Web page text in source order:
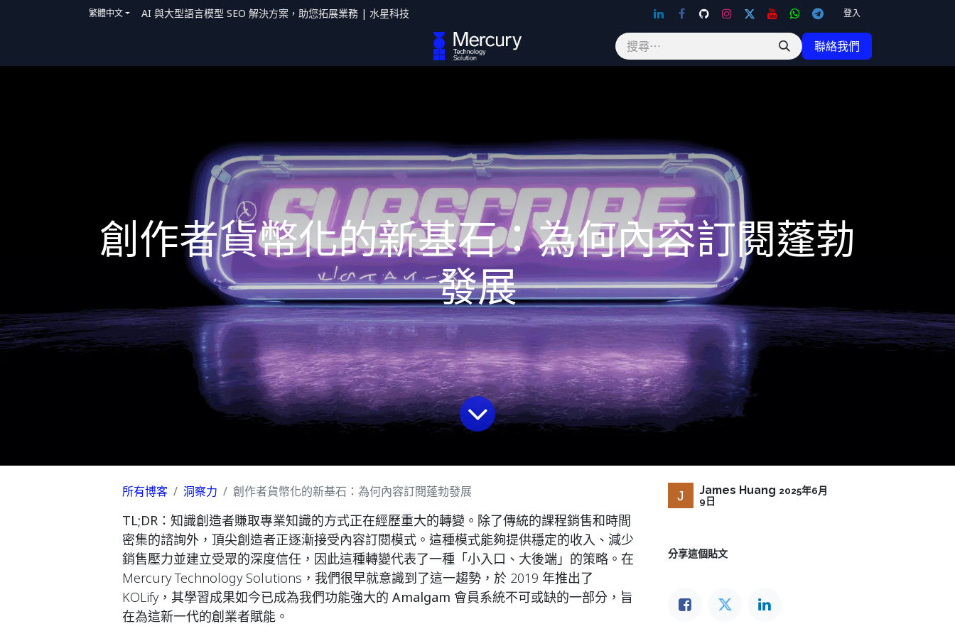
繁體中文 AI 與大型語言模型 SEO 解決方案，助您拓展業務 | 水星科技 登入
聯絡我們
創作者貨幣化的新基石：為何內容訂閱蓬勃
發展
所有博客 洞察力 創作者貨幣化的新基石：為何內容訂閱蓬勃發展
TL;DR： 知識創造者賺取專業知識的方式正在經歷重大的轉變。除了傳統的課程銷售和時間
密集的諮詢外，頂尖創造者正逐漸接受內容訂閱模式。這種模式能夠提供穩定的收入、減少
銷售壓力並建立受眾的深度信任，因此這種轉變代表了一種「小入口、大後端」的策略。在
Mercury Technology Solutions，我們很早就意識到了這一趨勢，於 2019 年推出了
KOLify，其學習成果如今已成為我們功能強大的 Amalgam 會員系統不可或缺的一部分，旨
在為這新一代的創業者賦能。
James Huang 2025年6月
9日
分享這個貼文